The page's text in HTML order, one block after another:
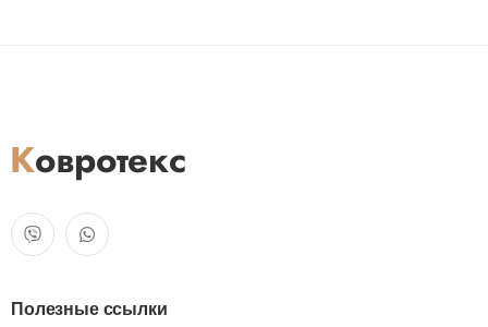
Полезные ссылки